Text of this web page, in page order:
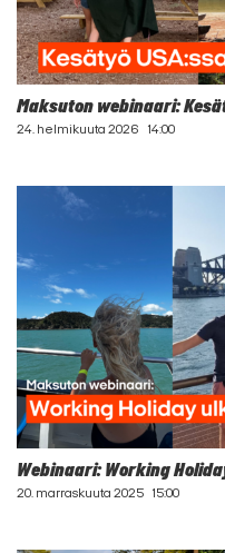
Maksuton webinaari:
24. helmikuuta 2026 14:00
Webinaari: Working
20. marraskuuta 2025 15:00